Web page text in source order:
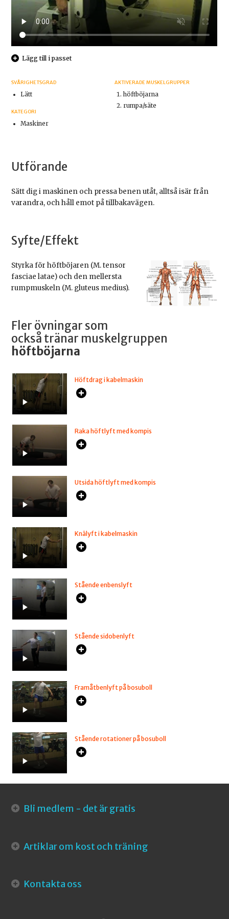
Lägg till i passet
SVÅRIGHETSGRAD
Lätt
KATEGORI
Maskiner
AKTIVERADE MUSKELGRUPPER
höftböjarna
rumpa/säte
Utförande
Sätt dig i maskinen och pressa benen utåt, alltså isär från
varandra, och håll emot på tillbakavägen.
Syfte/Effekt
Styrka för höftböjaren (M. tensor
fasciae latae) och den mellersta
rumpmuskeln (M. gluteus medius).
Fler övningar som
också tränar muskelgruppen
höftböjarna
Höftdrag i kabelmaskin
Raka höftlyft med kompis
Utsida höftlyft med kompis
Knälyft i kabelmaskin
Stående enbenslyft
Stående sidobenlyft
Framåtbenlyft på bosuboll
Stående rotationer på bosuboll
Bli medlem - det är gratis
Artiklar om kost och träning
Kontakta oss